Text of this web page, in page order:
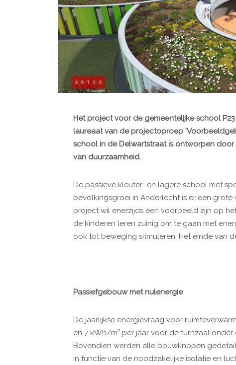
Het project voor de gemeentelijke school
laureaat van de projectoproep
school in de Delwartstraat is ontworpen door
van duurzaamheid.
De passieve kleuter- en lagere school met
bevolkingsgroei in Anderlecht is er een
project wil enerzijds een voorbeeld zijn op
de kinderen leren zuinig om te gaan met
ook tot beweging sitmuleren. Het einde van
Passiefgebouw met nulenergie
De jaarlijkse energievraag voor
en 7 kWh/m² per jaar voor de turnzaal onder
Bovendien werden alle bouwknopen
in functie van de noodzakelijke isolatie en